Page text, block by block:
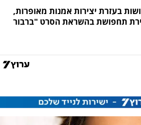
בעזרת יצירות אמנות מאופרות,
תחפושת בהשראת הסרט "ברבור